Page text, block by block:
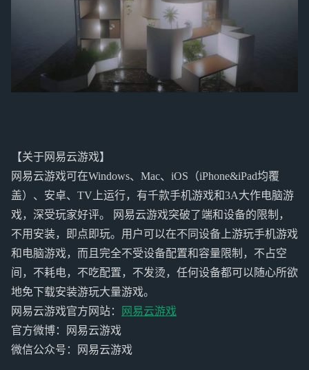
【关于网易云游戏】
网易云游戏可在Windows、Mac、iOS（iPhone&iPad均覆
盖）、安卓、TV上运行，有千款手机游戏和3A大作电脑游
戏，深受玩家好评。 网易云游戏突破了端和设备的限制，
不用安装，即点即玩。用户可以在不同设备上游玩手机游戏
和电脑游戏，而且完全不受设备配置和容量限制，不占空
间，不耗电，不吃配置，不发烫，任何设备都可以随心所欲
地免下载安装游玩大量游戏。
网易云游戏官方网站：
网易云游戏
官方微博：网易云游戏
微信公众号：网易云游戏